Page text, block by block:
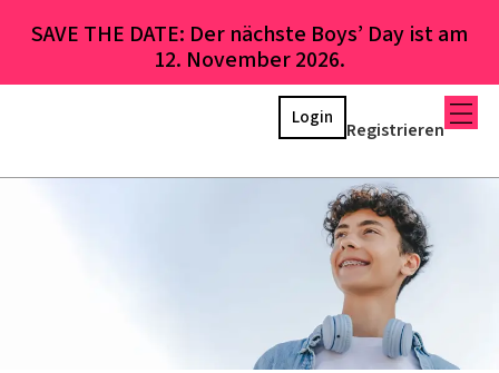
SAVE THE DATE: Der nächste Boys’ Day ist am
12. November 2026.
Registrieren
Login